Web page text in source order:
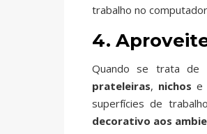
trabalho no
4.
Quando se trata de
prateleiras, nichos e
superfícies de
decorativo aos